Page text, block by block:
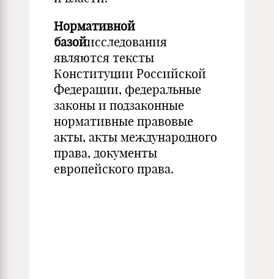
Нормативной
базойисследования
являются тексты
Конституции Российской
Федерации, федеральные
законы и подзаконные
нормативные правовые
акты, акты международного
права, документы
европейского права.